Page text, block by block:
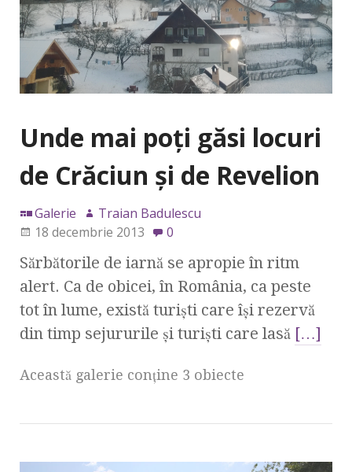
Unde mai poţi găsi locuri
de Crăciun şi de Revelion
Galerie
Traian Badulescu
18 decembrie 2013
0
Sărbătorile de iarnă se apropie în ritm
alert. Ca de obicei, în România, ca peste
tot în lume, există turişti care îşi rezervă
din timp sejururile şi turişti care lasă […]
Această galerie conţine 3 obiecte